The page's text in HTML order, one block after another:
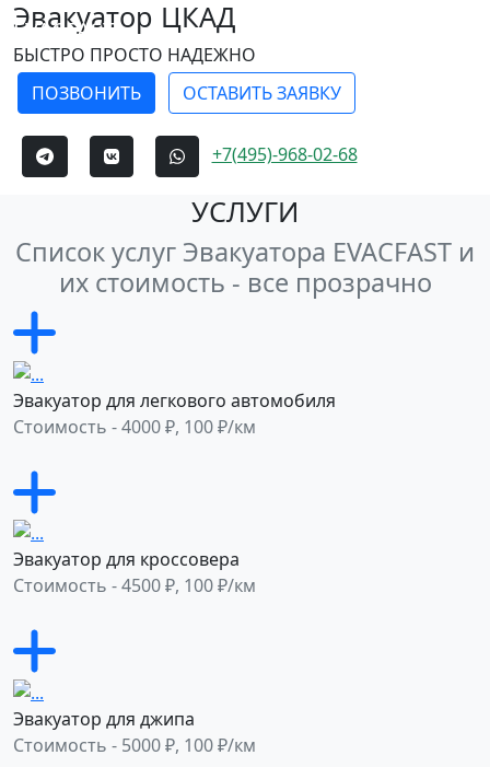
EVACFAST
Эвакуатор ЦКАД
БЫСТРО ПРОСТО НАДЕЖНО
ПОЗВОНИТЬ
ОСТАВИТЬ ЗАЯВКУ
+7(495)-968-02-68
УСЛУГИ
Список услуг Эвакуатора EVACFAST и
их стоимость - все прозрачно
Эвакуатор для легкового автомобиля
Стоимость - 4000 ₽, 100 ₽/км
Эвакуатор для кроссовера
Стоимость - 4500 ₽, 100 ₽/км
Эвакуатор для джипа
Стоимость - 5000 ₽, 100 ₽/км